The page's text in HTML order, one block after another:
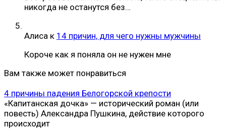
никогда не останутся без…
Алиса к 14 причин, для чего нужны мужчины
Короче как я поняла он не нужен мне
Вам также может понравиться
4 причины падения Белогорской крепости
«Капитанская дочка» — исторический роман (или
повесть) Александра Пушкина, действие которого
происходит